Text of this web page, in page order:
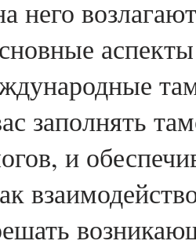
него
заполнять
и